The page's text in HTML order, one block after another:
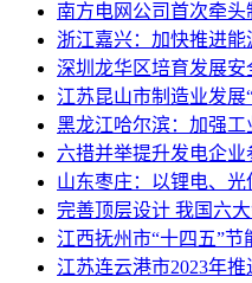
南方电网公司首次牵
浙江嘉兴：加快推进
深圳龙华区培育发展安
江苏昆山市制造业发
黑龙江哈尔滨：加强
六措并举提升发电企
山东枣庄：以锂电、
完善顶层设计 我国六
江西抚州市“十四五”
江苏连云港市2023年